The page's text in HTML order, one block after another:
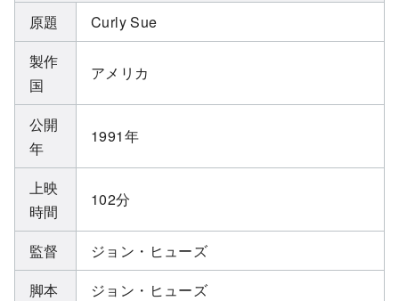
原題
Curly Sue
製作
国
アメリカ
公開
年
1991年
上映
時間
102分
監督
ジョン・ヒューズ
脚本
ジョン・ヒューズ